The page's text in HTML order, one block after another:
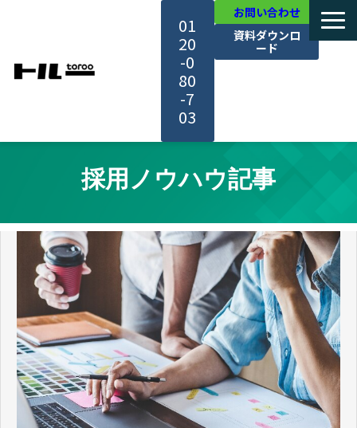
01
20
-0
80
-7
03
お問い合わせ
資料ダウンロ
ード
活用事例
料金・プラン
セミナー一覧
よくあるご質問
採用ノウハウ記事